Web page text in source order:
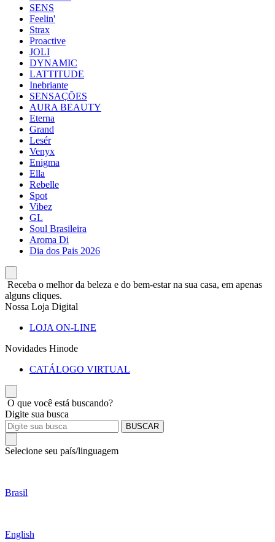
SENS
Feelin'
Strax
Proactive
JOLI
DYNAMIC
LATTITUDE
Inebriante
SENSAÇÕES
AURA BEAUTY
Eterna
Grand
Lesér
Venyx
Enigma
Ella
Rebelle
Spot
Vibez
GL
Soul Brasileira
Aroma Di
Dia dos Pais 2026
Receba o melhor da beleza e do bem-estar na sua casa, em apenas
alguns cliques.
Nossa Loja Digital
LOJA ON-LINE
Novidades Hinode
CATÁLOGO VIRTUAL
O que você está buscando?
Digite sua busca
BUSCAR
Selecione seu país/linguagem
Brasil
English